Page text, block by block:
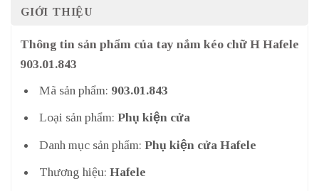
GIỚI THIỆU
Thông tin sản phẩm của tay nắm kéo chữ H Hafele
903.01.843
Mã sản phẩm: 903.01.843
Loại sản phẩm: Phụ kiện cửa
Danh mục sản phẩm: Phụ kiện cửa Hafele
Thương hiệu: Hafele